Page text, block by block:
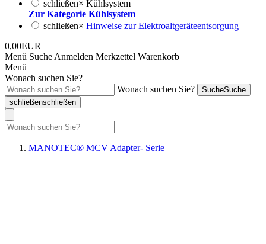
schließen× Kühlsystem
Zur Kategorie Kühlsystem
schließen× Hinweise zur Elektroaltgeräteentsorgung
0,00EUR
Menü Suche Anmelden Merkzettel Warenkorb
Menü
Wonach suchen Sie?
Wonach suchen Sie?
SucheSuche
schließenschließen
MANOTEC® MCV Adapter- Serie